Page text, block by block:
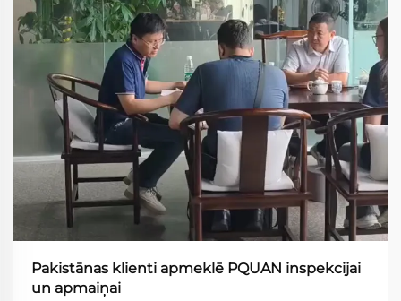
Pakistānas klienti apmeklē PQUAN inspekcijai
un apmaiņai